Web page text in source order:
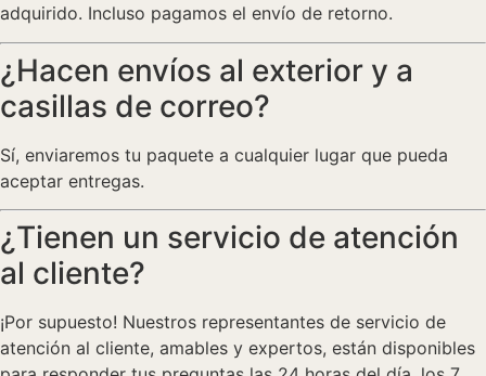
adquirido. Incluso pagamos el envío de retorno.
¿Hacen envíos al exterior y a
casillas de correo?
Sí, enviaremos tu paquete a cualquier lugar que pueda
aceptar entregas.
¿Tienen un servicio de atención
al cliente?
¡Por supuesto! Nuestros representantes de servicio de
atención al cliente, amables y expertos, están disponibles